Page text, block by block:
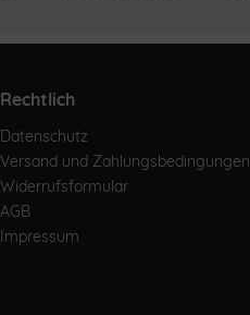
Rechtlich
Datenschutz
Versand und Zahlungsbedingungen
Widerrufsformular
AGB
Impressum